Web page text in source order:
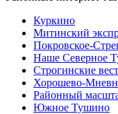
Куркино
Митинский
Покровское-
Наше Северное
Строгинские
Хорошево-
Районный
Южное Тушино